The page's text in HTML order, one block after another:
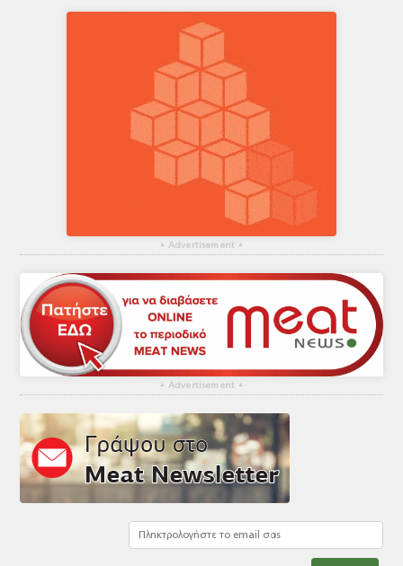
▴ Advertisement ▴
▴ Advertisement ▴